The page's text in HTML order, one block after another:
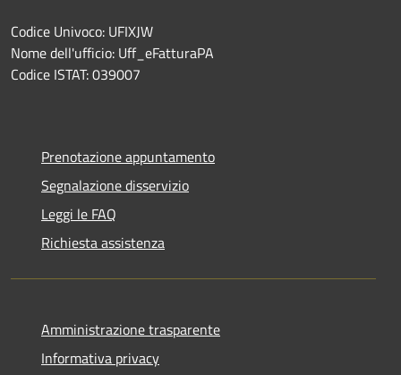
Codice Univoco: UFIXJW
Nome dell'ufficio: Uff_eFatturaPA
Codice ISTAT: 039007
Prenotazione appuntamento
Segnalazione disservizio
Leggi le FAQ
Richiesta assistenza
Amministrazione trasparente
Informativa privacy